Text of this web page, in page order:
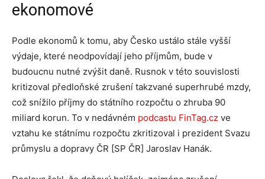
ekonomové
Podle ekonomů k tomu, aby Česko ustálo stále vyšší
výdaje, které neodpovídají jeho příjmům, bude v
budoucnu nutné zvýšit daně. Rusnok v této souvislosti
kritizoval předloňské zrušení takzvané superhrubé mzdy,
což snížilo příjmy do státního rozpočtu o zhruba 90
miliard korun. To v nedávném podcastu FinTag.cz ve
vztahu ke státnímu rozpočtu zkritizoval i prezident Svazu
průmyslu a dopravy ČR [SP ČR] Jaroslav Hanák.